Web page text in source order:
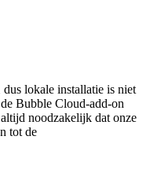
lokale installatie is niet
Bubble Cloud-add-on
noodzakelijk dat onze
tot de